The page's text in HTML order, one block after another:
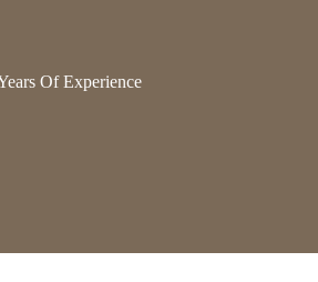
Of Experience